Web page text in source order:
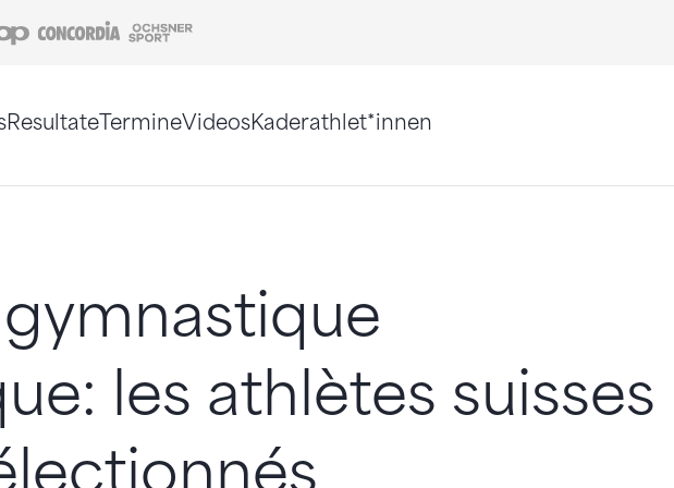
Coop Concordia
ResultateTermineVideosKaderathlet*innen
les athlètes suisses